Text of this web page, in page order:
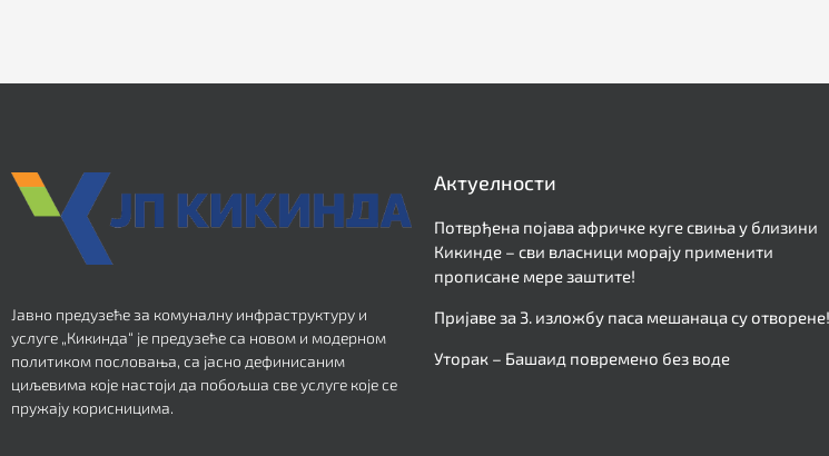
Јавно предузеће за комуналну инфраструктуру и
услуге „Кикинда“ је предузеће са новом и модерном
политиком пословања, са јасно дефинисаним
циљевима које настоји да побољша све услуге које се
пружају корисницима.
Актуелности
Потврђена појава афричке куге свиња у близини
Кикинде – сви власници морају применити
прописане мере заштите!
Пријаве за 3. изложбу паса мешанаца су отворене!
Уторак – Башаид повремено без воде